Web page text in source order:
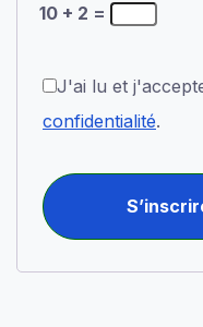
10 + 2 =
J'ai lu et
confidentialité.